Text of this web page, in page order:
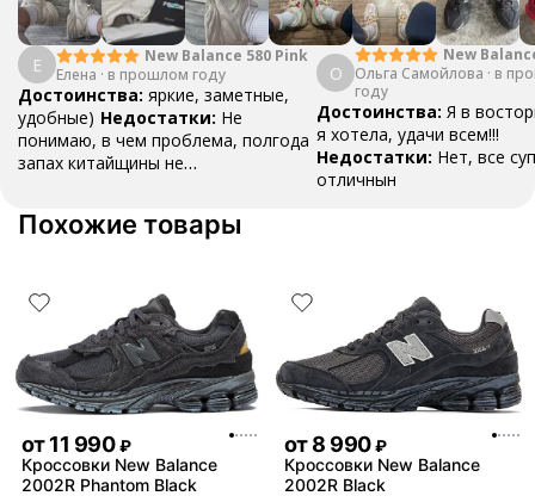
Е
New Balance 580 Pink
Елена · в прошлом году
Достоинства: яркие, заметные,
удобные) Недостатки: Не
понимаю, в чем проблема, полгода
запах китайщины не
деньги вполне норм.
О
New
Ольга Самойлова · в
году
Достоинства: Я в
я хотела, удачи всем!!!
Недостатки: Нет, все
отличнын
Похожие товары
от11 990 ₽
Кроссовки New Balance
2002R Phantom Black
от8 990 ₽
Кроссовки New Balance
2002R Black